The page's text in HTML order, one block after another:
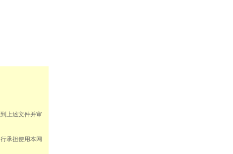
上述文件并审
承担使用本网